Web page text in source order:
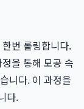
번 롤링합니다.
을 통해 모공 속
니다. 이 과정을
다.